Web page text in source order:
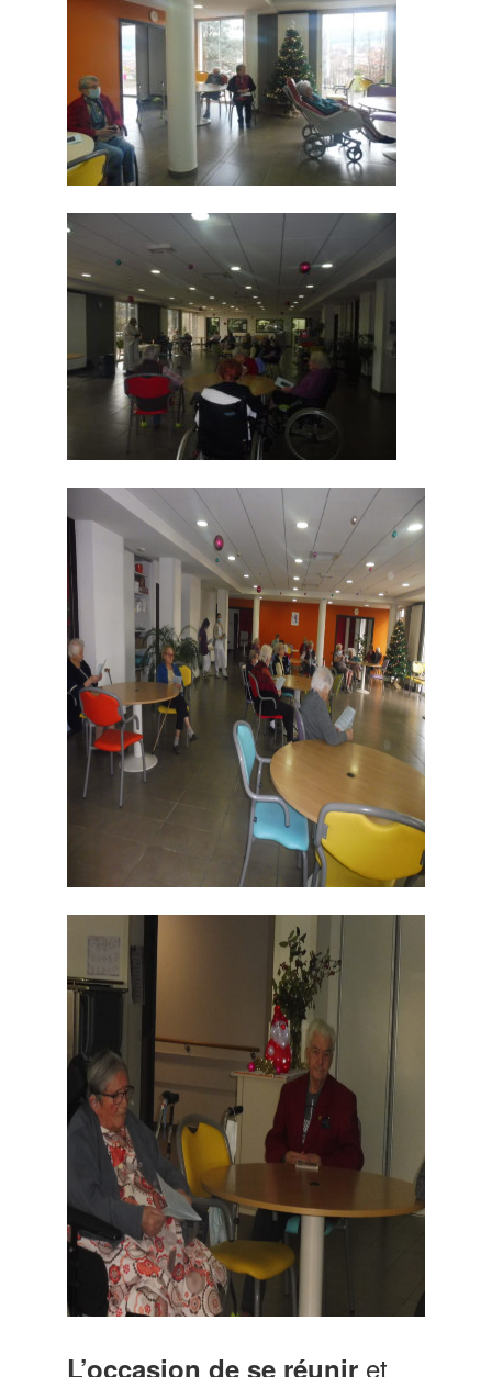
L’occasion de se réunir et